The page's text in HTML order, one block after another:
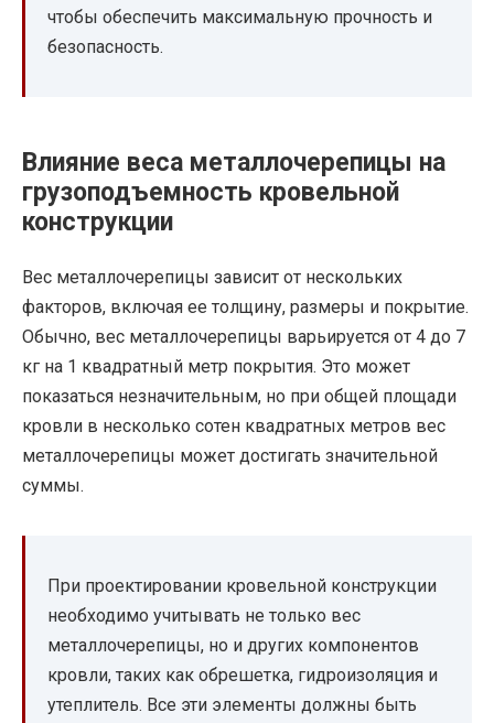
чтобы обеспечить максимальную прочность и
безопасность.
Влияние веса металлочерепицы на
грузоподъемность кровельной
конструкции
Вес металлочерепицы зависит от нескольких
факторов, включая ее толщину, размеры и покрытие.
Обычно, вес металлочерепицы варьируется от 4 до 7
кг на 1 квадратный метр покрытия. Это может
показаться незначительным, но при общей площади
кровли в несколько сотен квадратных метров вес
металлочерепицы может достигать значительной
суммы.
При проектировании кровельной конструкции
необходимо учитывать не только вес
металлочерепицы, но и других компонентов
кровли, таких как обрешетка, гидроизоляция и
утеплитель. Все эти элементы должны быть